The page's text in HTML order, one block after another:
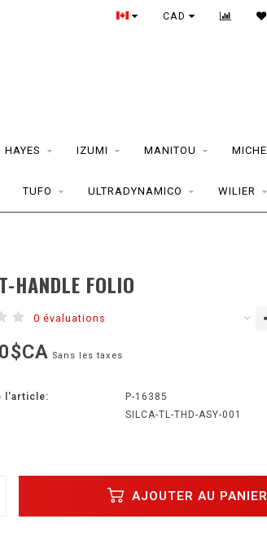
CAD
HAYES IZUMI MANITOU MICHE
TUFO ULTRADYNAMICO WILIER
HANDLE FOLIO
0 évaluations
Sans les taxes
l'article:
P-16385
SILCA-TL-THD-ASY-001
AJOUTER AU PANIER